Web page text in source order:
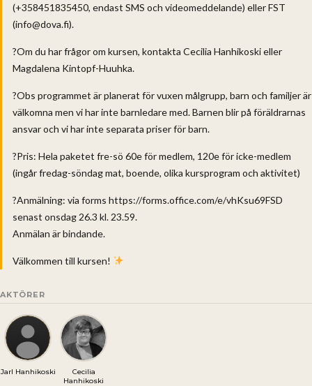
(+358451835450, endast SMS och videomeddelande) eller FST
(info@dova.fi).
?Om du har frågor om kursen, kontakta Cecilia Hanhikoski eller
Magdalena Kintopf-Huuhka.
?Obs programmet är planerat för vuxen målgrupp, barn och familjer är
välkomna men vi har inte barnledare med. Barnen blir på föräldrarnas
ansvar och vi har inte separata priser för barn.
?Pris: Hela paketet fre-sö 60e för medlem, 120e för icke-medlem
(ingår fredag-söndag mat, boende, olika kursprogram och aktivitet)
?Anmälning: via forms https://forms.office.com/e/vhKsu69FSD
senast onsdag 26.3 kl. 23.59.
Anmälan är bindande.
Välkommen till kursen!
AKTÖRER
Jarl Hanhikoski
Cecilia
Hanhikoski